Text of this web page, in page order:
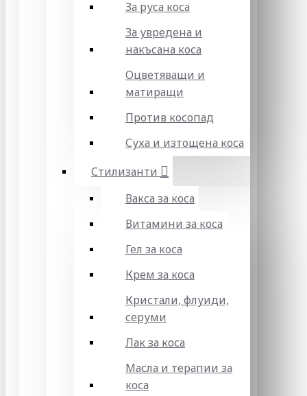
За руса коса
За увредена и
накъсана коса
Оцветяващи и
матиращи
Против косопад
Суха и изтощена коса
Стилизанти
Вакса за коса
Витамини за коса
Гел за коса
Крем за коса
Кристали, флуиди,
серуми
Лак за коса
Масла и терапии за
коса